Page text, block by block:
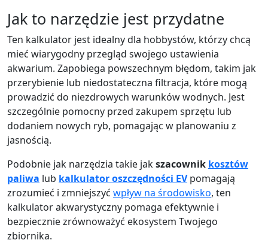
Jak to narzędzie jest przydatne
Ten kalkulator jest idealny dla hobbystów, którzy chcą
mieć wiarygodny przegląd swojego ustawienia
akwarium. Zapobiega powszechnym błędom, takim jak
przerybienie lub niedostateczna filtracja, które mogą
prowadzić do niezdrowych warunków wodnych. Jest
szczególnie pomocny przed zakupem sprzętu lub
dodaniem nowych ryb, pomagając w planowaniu z
jasnością.
Podobnie jak narzędzia takie jakszacownik kosztów
paliwa lub kalkulator oszczędności EVpomagają
zrozumieć i zmniejszyć wpływ na środowisko, ten
kalkulator akwarystyczny pomaga efektywnie i
bezpiecznie zrównoważyć ekosystem Twojego
zbiornika.